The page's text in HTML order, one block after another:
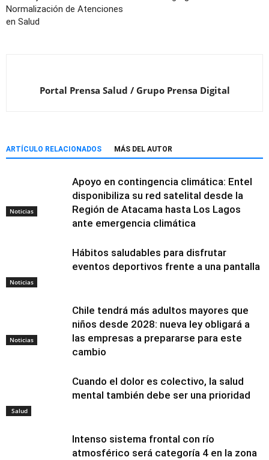
Normalización de Atenciones
en Salud
Portal Prensa Salud / Grupo Prensa Digital
ARTÍCULO RELACIONADOS MÁS DEL AUTOR
Noticias
Apoyo en contingencia climática: Entel
disponibiliza su red satelital desde la
Región de Atacama hasta Los Lagos
ante emergencia climática
Noticias
Hábitos saludables para disfrutar
eventos deportivos frente a una pantalla
Noticias
Chile tendrá más adultos mayores que
niños desde 2028: nueva ley obligará a
las empresas a prepararse para este
cambio
Salud
Cuando el dolor es colectivo, la salud
mental también debe ser una prioridad
Intenso sistema frontal con río
atmosférico será categoría 4 en la zona